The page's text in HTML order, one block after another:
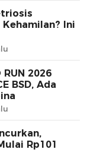
Ini
RUN 2026
BSD, Ada
Rp101